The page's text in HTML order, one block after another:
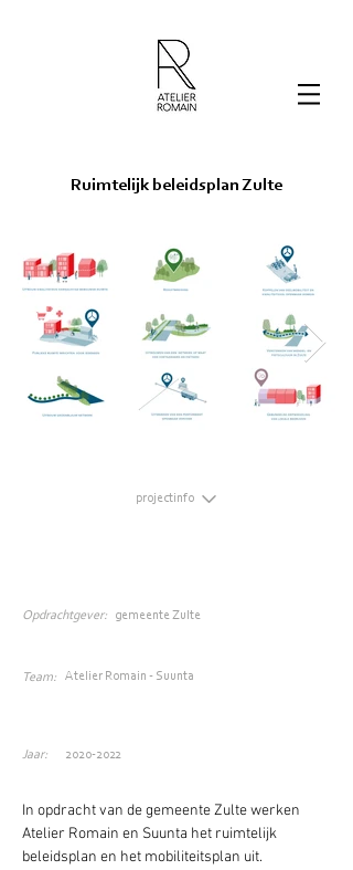
Ruimtelijk beleidsplan Zulte
projectinfo
Opdrachtgever: gemeente Zulte
Team: Atelier Romain - Suunta
Jaar: 2020-2022
In opdracht van de gemeente Zulte werken
Atelier Romain en Suunta het ruimtelijk
beleidsplan en het mobiliteitsplan uit.